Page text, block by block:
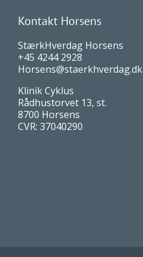
Kontakt Horsens
StærkHverdag Horsens
+45 4244 2928
Horsens@staerkhverdag.dk
Klinik Cyklus
Rådhustorvet 13, st.
8700 Horsens
CVR: 37040290